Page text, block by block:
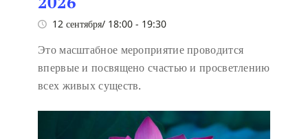
12 сентября/ 18:00 - 19:30
Это масштабное мероприятие проводится
впервые и посвящено счастью и просветлению
всех живых существ.